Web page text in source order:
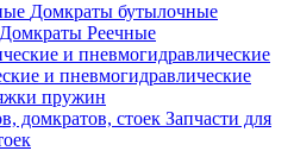
Домкраты бутылочные
Домкраты Реечные
и пневмогидравлические
пружин
Запчасти для